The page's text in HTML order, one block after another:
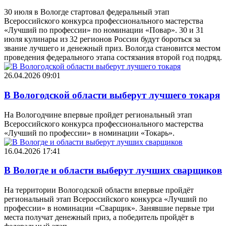
30 июля в Вологде стартовал федеральный этап
Всероссийского конкурса профессионального мастерства
«Лучший по профессии» по номинации «Повар». 30 и 31
июля кулинары из 32 регионов России будут бороться за
звание лучшего и денежный приз. Вологда становится местом
проведения федерального этапа состязания второй год подряд.
26.04.2026 09:01
В Вологодской области выберут лучшего токаря
На Вологодчине впервые пройдет региональный этап
Всероссийского конкурса профессионального мастерства
«Лучший по профессии» в номинации «Токарь».
16.04.2026 17:41
В Вологде и области выберут лучших сварщиков
На территории Вологодской области впервые пройдёт
региональный этап Всероссийского конкурса «Лучший по
профессии» в номинации «Сварщик». Занявшие первые три
места получат денежный приз, а победитель пройдёт в